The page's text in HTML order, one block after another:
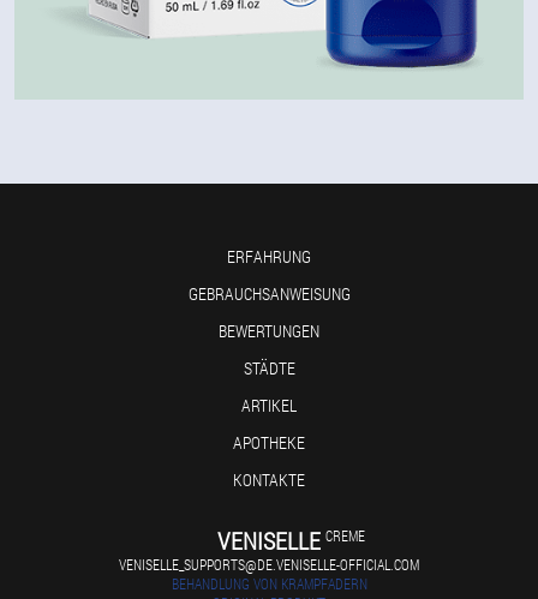
ERFAHRUNG
GEBRAUCHSANWEISUNG
BEWERTUNGEN
STÄDTE
ARTIKEL
APOTHEKE
KONTAKTE
VENISELLE CREME
VENISELLE_SUPPORTS@DE.VENISELLE-OFFICIAL.COM
BEHANDLUNG VON KRAMPFADERN